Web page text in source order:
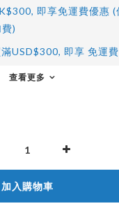
即享免運費優惠 (
)
USD$300, 即享 免運
查看更多
加入購物車